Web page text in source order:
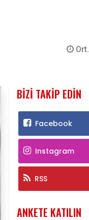
Ort.
BIZI TAKIP EDIN
Facebook
Instagram
RSS
ANKETE KATILIN